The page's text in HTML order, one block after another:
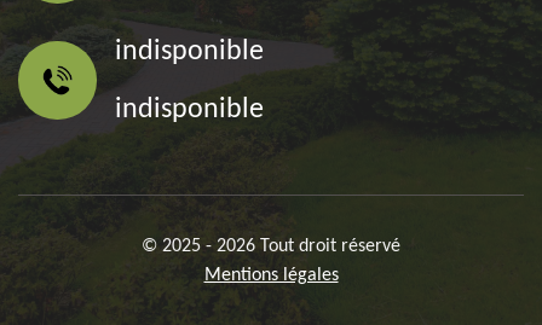
indisponible
indisponible
© 2025 - 2026 Tout droit réservé
Mentions légales